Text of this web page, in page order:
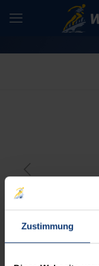
Zustimmung
iWelt-Firmenlauf: